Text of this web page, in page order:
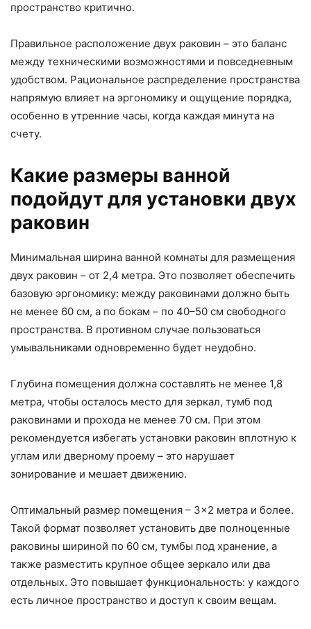
пространство критично.
Правильное расположение двух раковин – это баланс
между техническими возможностями и повседневным
удобством. Рациональное распределение пространства
напрямую влияет на эргономику и ощущение порядка,
особенно в утренние часы, когда каждая минута на
счету.
Какие размеры ванной
подойдут для установки двух
раковин
Минимальная ширина ванной комнаты для размещения
двух раковин – от 2,4 метра. Это позволяет обеспечить
базовую эргономику: между раковинами должно быть
не менее 60 см, а по бокам – по 40–50 см свободного
пространства. В противном случае пользоваться
умывальниками одновременно будет неудобно.
Глубина помещения должна составлять не менее 1,8
метра, чтобы осталось место для зеркал, тумб под
раковинами и прохода не менее 70 см. При этом
рекомендуется избегать установки раковин вплотную к
углам или дверному проему – это нарушает
зонирование и мешает движению.
Оптимальный размер помещения – 3×2 метра и более.
Такой формат позволяет установить две полноценные
раковины шириной по 60 см, тумбы под хранение, а
также разместить крупное общее зеркало или два
отдельных. Это повышает функциональность: у каждого
есть личное пространство и доступ к своим вещам.